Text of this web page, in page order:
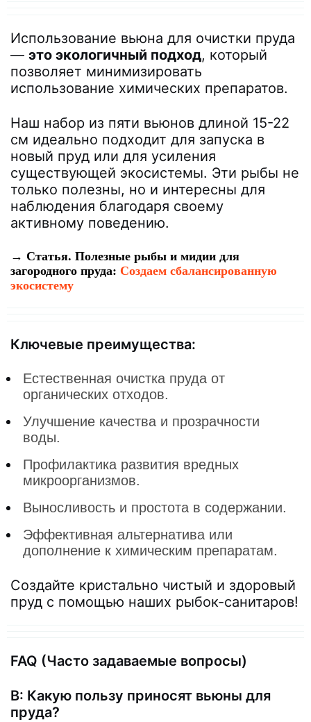
Использование вьюна для очистки пруда
— это экологичный подход, который
позволяет минимизировать
использование химических препаратов.
Наш набор из пяти вьюнов длиной 15-22
см идеально подходит для запуска в
новый пруд или для усиления
существующей экосистемы. Эти рыбы не
только полезны, но и интересны для
наблюдения благодаря своему
активному поведению.
→ Статья. Полезные рыбы и мидии для
загородного пруда: Создаем сбалансированную
экосистему
Ключевые преимущества:
Естественная очистка пруда от
органических отходов.
Улучшение качества и прозрачности
воды.
Профилактика развития вредных
микроорганизмов.
Выносливость и простота в содержании.
Эффективная альтернатива или
дополнение к химическим препаратам.
Создайте кристально чистый и здоровый
пруд с помощью наших рыбок-санитаров!
FAQ (Часто задаваемые вопросы)
В: Какую пользу приносят вьюны для
пруда?